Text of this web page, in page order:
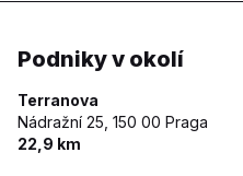
Podniky v okolí
Terranova
Nádražní 25, 150 00 Praga
22,9 km